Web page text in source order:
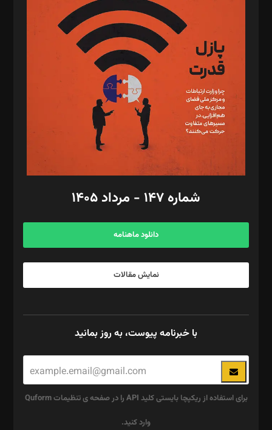
د‌بیر تحریریه آنلاین: بابک نقاش
تحریریه‌: مجتبی محمود‌ی، آرش برهمند، یسنا امان‌پور، سروش کرمیان،
مصطفی مسجدی آرانی، ابوالفضل رجبی، زهرا فکرانه، فائزه فتحی
رستمی،مصطفی باستان
ویرایش: نگار استاد‌‌آقا
طراح یونیفرم: مجید توکلی
فیلمبرداری و عکاسی: امیر شفیعی، مانی لطفی زاده
گرافیک و صفحه‌آرایی: سید‌سبحان‌علی ثابت
مد‌یر توسعه تجاری: کامبیز برید‌
امور مالی: شاپور رهبری، محمد‌ کاظمی‌نیا
آگهی و مشترکین: ۰۹۱۹۹۹۹۰۴۵۴
شماره ۱۴۷ - مرداد ۱۴۰۵
دانلود ماهنامه
نمایش مقالات
با خبرنامه پیوست، به روز بمانید
برای استفاده از ریکپچا بایستی کلید API را در صفحه ی تنظیمات Quform
وارد کنید.